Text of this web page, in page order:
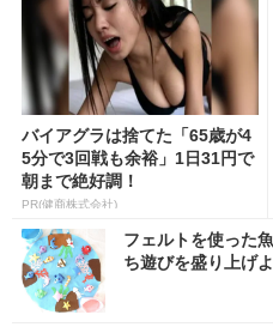
バイアグラは捨てた「65歳が4
5分で3回戦も余裕」1日31円で
朝まで絶好調！
PR(健商株式会社)
フェルトを使った
ち遊びを盛り上げ